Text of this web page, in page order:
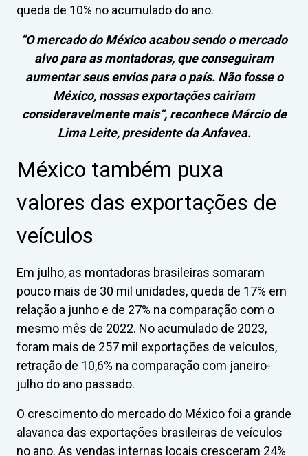
queda de 10% no acumulado do ano.
“O mercado do México acabou sendo o mercado
alvo para as montadoras, que conseguiram
aumentar seus envios para o país. Não fosse o
México, nossas exportações cairiam
consideravelmente mais”, reconhece Márcio de
Lima Leite, presidente da Anfavea.
México também puxa
valores das exportações de
veículos
Em julho, as montadoras brasileiras somaram
pouco mais de 30 mil unidades, queda de 17% em
relação a junho e de 27% na comparação com o
mesmo mês de 2022. No acumulado de 2023,
foram mais de 257 mil exportações de veículos,
retração de 10,6% na comparação com janeiro-
julho do ano passado.
O crescimento do mercado do México foi a grande
alavanca das exportações brasileiras de veículos
no ano. As vendas internas locais cresceram 24%